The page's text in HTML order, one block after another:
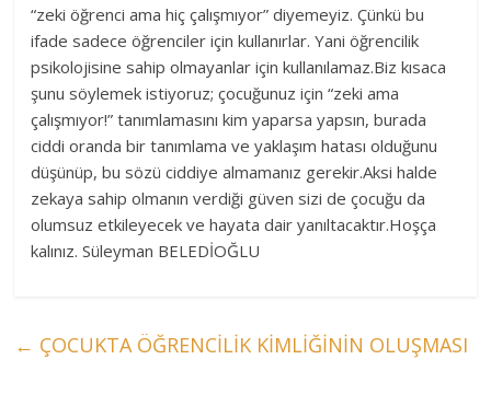
“zeki öğrenci ama hiç çalışmıyor” diyemeyiz. Çünkü bu
ifade sadece öğrenciler için kullanırlar. Yani öğrencilik
psikolojisine sahip olmayanlar için kullanılamaz.Biz kısaca
şunu söylemek istiyoruz; çocuğunuz için “zeki ama
çalışmıyor!” tanımlamasını kim yaparsa yapsın, burada
ciddi oranda bir tanımlama ve yaklaşım hatası olduğunu
düşünüp, bu sözü ciddiye almamanız gerekir.Aksi halde
zekaya sahip olmanın verdiği güven sizi de çocuğu da
olumsuz etkileyecek ve hayata dair yanıltacaktır.Hoşça
kalınız. Süleyman BELEDİOĞLU
← ÇOCUKTA ÖĞRENCİLİK KİMLİĞİNİN OLUŞMASI